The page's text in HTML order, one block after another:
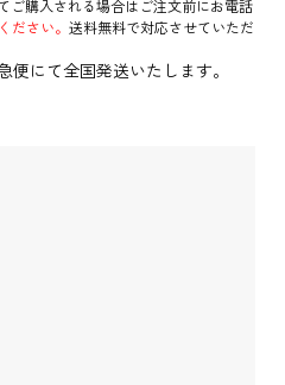
ご購入される場合はご注文前にお電話
ださい。 送料無料で対応させていただ
にて全国発送いたします。